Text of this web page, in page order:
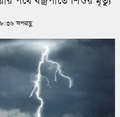
৮:৩৬ অপরাহ্ণ